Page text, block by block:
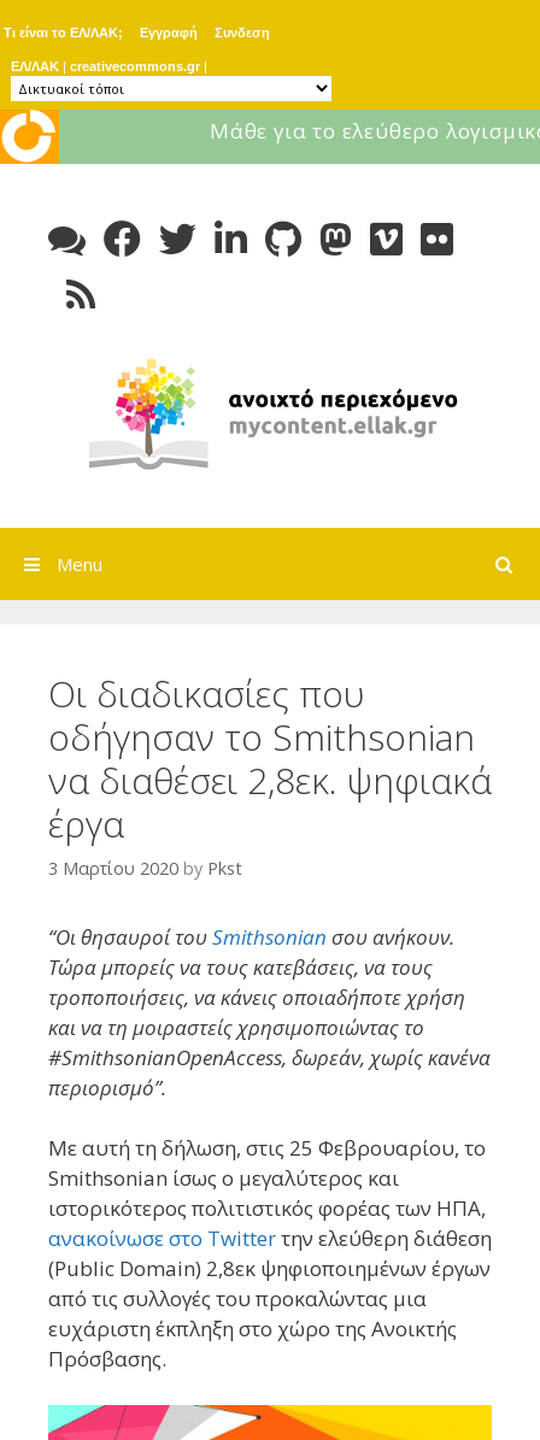
Τι είναι το ΕΛ/ΛΑΚ; Εγγραφή Συνδεση
ΕΛ/ΛΑΚ | creativecommons.gr |
Μάθε για το ελεύθερο
content
Search
Menu
Οι διαδικασίες που
οδήγησαν το Smithsonian
να διαθέσει 2,8εκ. ψηφιακά
έργα
3 Μαρτίου 2020 by Pkst
“Οι θησαυροί του Smithsonian σου ανήκουν.
Τώρα μπορείς να τους κατεβάσεις, να τους
τροποποιήσεις, να κάνεις οποιαδήποτε χρήση
και να τη μοιραστείς χρησιμοποιώντας το
#SmithsonianOpenAccess, δωρεάν, χωρίς κανένα
περιορισμό”.
Με αυτή τη δήλωση, στις 25 Φεβρουαρίου, το
Smithsonian ίσως ο μεγαλύτερος και
ιστορικότερος πολιτιστικός φορέας των ΗΠΑ,
ανακοίνωσε στο Twitterτην ελεύθερη διάθεση
(Public Domain) 2,8εκ ψηφιοποιημένων έργων
από τις συλλογές του προκαλώντας μια
ευχάριστη έκπληξη στο χώρο της Ανοικτής
Πρόσβασης.